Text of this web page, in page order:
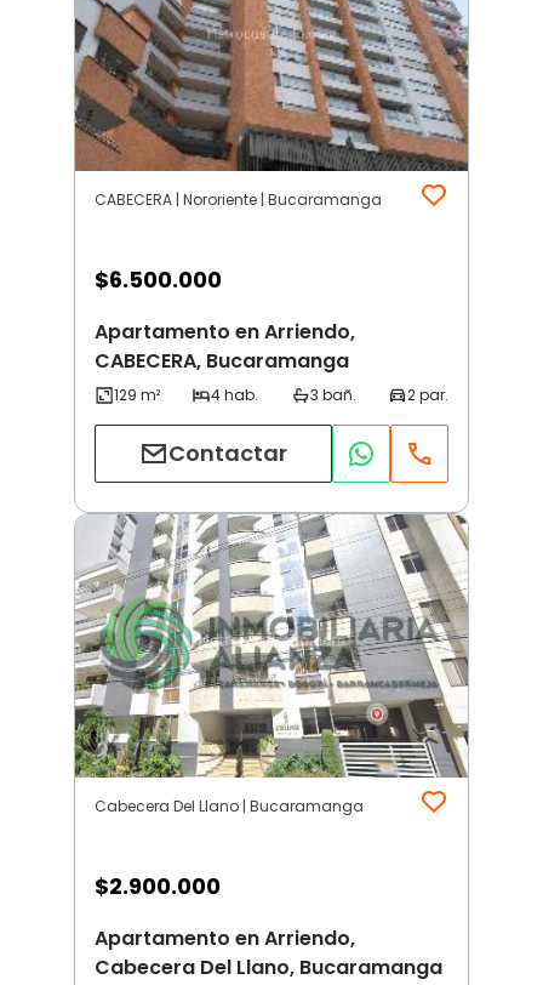
CABECERA | Nororiente | Bucaramanga
$6.500.000
Apartamento en Arriendo,
CABECERA, Bucaramanga
Contactar
Cabecera Del Llano | Bucaramanga
$2.900.000
Apartamento en Arriendo,
Cabecera Del Llano, Bucaramanga